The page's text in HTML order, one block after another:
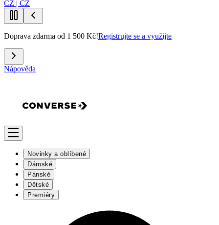
CZ | CZ
Doprava zdarma od 1 500 Kč!Registrujte se a využijte
Nápověda
Novinky a oblíbené
Dámské
Pánské
Dětské
Premiéry